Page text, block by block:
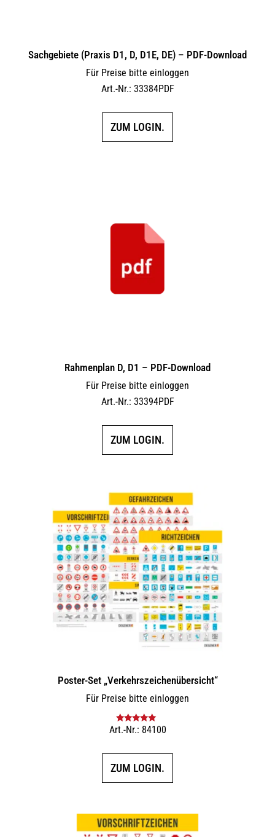
Sachgebiete (Praxis D1, D, D1E, DE) – PDF-Download
Für Preise bitte einloggen
Art.-Nr.: 33384PDF
ZUM LOGIN.
Rahmenplan D, D1 – PDF-Download
Für Preise bitte einloggen
Art.-Nr.: 33394PDF
ZUM LOGIN.
Poster-Set „Verkehrszeichenübersicht“
Für Preise bitte einloggen
Bewertet mit
Art.-Nr.: 84100
ZUM LOGIN.